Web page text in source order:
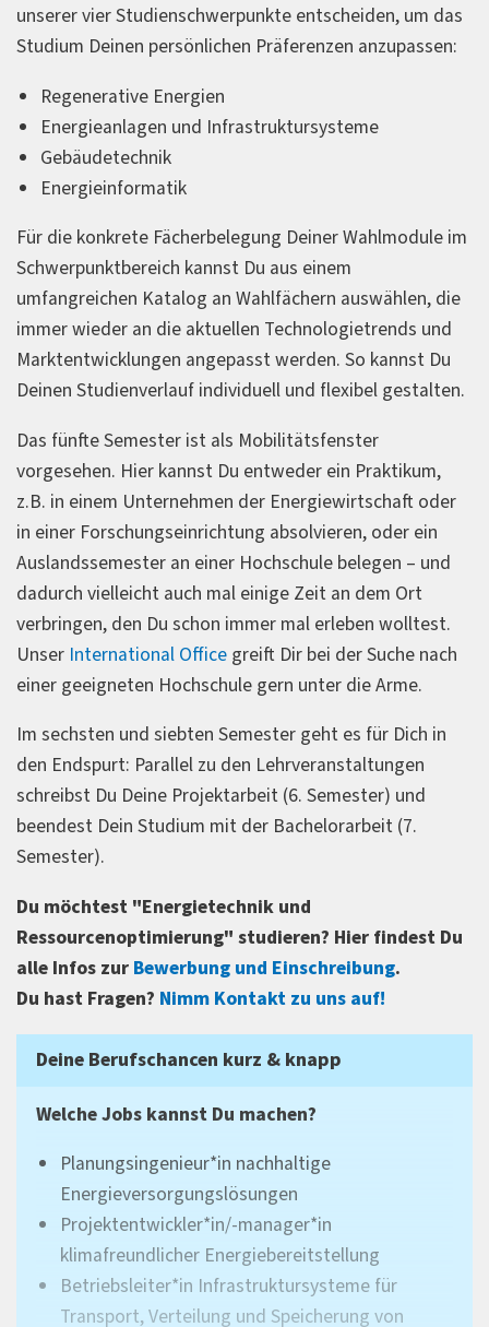
unserer vier Studienschwerpunkte entscheiden, um das
Studium Deinen persönlichen Präferenzen anzupassen:
Regenerative Energien
Energieanlagen und Infrastruktursysteme
Gebäudetechnik
Energieinformatik
Für die konkrete Fächerbelegung Deiner Wahlmodule im
Schwerpunktbereich kannst Du aus einem
umfangreichen Katalog an Wahlfächern auswählen, die
immer wieder an die aktuellen Technologietrends und
Marktentwicklungen angepasst werden. So kannst Du
Deinen Studienverlauf individuell und flexibel gestalten.
Das fünfte Semester ist als Mobilitätsfenster
vorgesehen. Hier kannst Du entweder ein Praktikum,
z.B. in einem Unternehmen der Energiewirtschaft oder
in einer Forschungseinrichtung absolvieren, oder ein
Auslandssemester an einer Hochschule belegen – und
dadurch vielleicht auch mal einige Zeit an dem Ort
verbringen, den Du schon immer mal erleben wolltest.
Unser International Office greift Dir bei der Suche nach
einer geeigneten Hochschule gern unter die Arme.
Im sechsten und siebten Semester geht es für Dich in
den Endspurt: Parallel zu den Lehrveranstaltungen
schreibst Du Deine Projektarbeit (6. Semester) und
beendest Dein Studium mit der Bachelorarbeit (7.
Semester).
Du möchtest "Energietechnik und
Ressourcenoptimierung" studieren? Hier findest Du
alle Infos zur Bewerbung und Einschreibung.
Du hast Fragen? Nimm Kontakt zu uns auf!
Deine Berufschancen kurz & knapp
Welche Jobs kannst Du machen?
Planungsingenieur*in nachhaltige
Energieversorgungslösungen
Projektentwickler*in/-manager*in
klimafreundlicher Energiebereitstellung
Betriebsleiter*in Infrastruktursysteme für
Transport, Verteilung und Speicherung von